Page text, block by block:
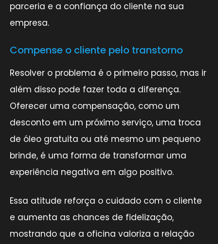
parceria e a confiança do cliente na sua
empresa.
Compense o cliente pelo transtorno
Resolver o problema é o primeiro passo, mas ir
além disso pode fazer toda a diferença.
Oferecer uma compensação, como um
desconto em um próximo serviço, uma troca
de óleo gratuita ou até mesmo um pequeno
brinde, é uma forma de transformar uma
experiência negativa em algo positivo.
Essa atitude reforça o cuidado com o cliente
e aumenta as chances de fidelização,
mostrando que a oficina valoriza a relação